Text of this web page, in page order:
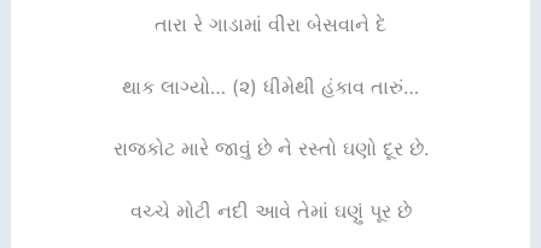
તારા રે ગાડામાં વીરા બેસવાને દે
થાક લાગ્યો… (૨) ધીમેથી હંકાવ તારું…
રાજકોટ મારે જાવું છે ને રસ્તો ઘણો દૂર છે.
વચ્ચે મોટી નદી આવે તેમાં ઘણું પૂર છે